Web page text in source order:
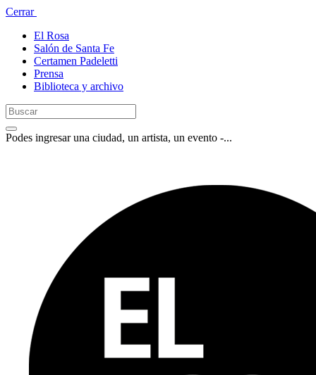
Cerrar
El Rosa
Salón de Santa Fe
Certamen Padeletti
Prensa
Biblioteca y archivo
Podes ingresar una ciudad, un artista, un evento -...